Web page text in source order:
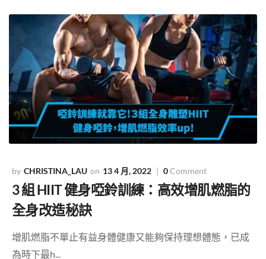
CHRISTINA_LAU 13 4 月, 2022 0Comment
3 組 HIIT 健身啞鈴訓練：高效增肌燃脂的
全身改造秘訣
增肌燃脂不單止有益身體健康又能夠保持理想體態，已成
為時下最h...